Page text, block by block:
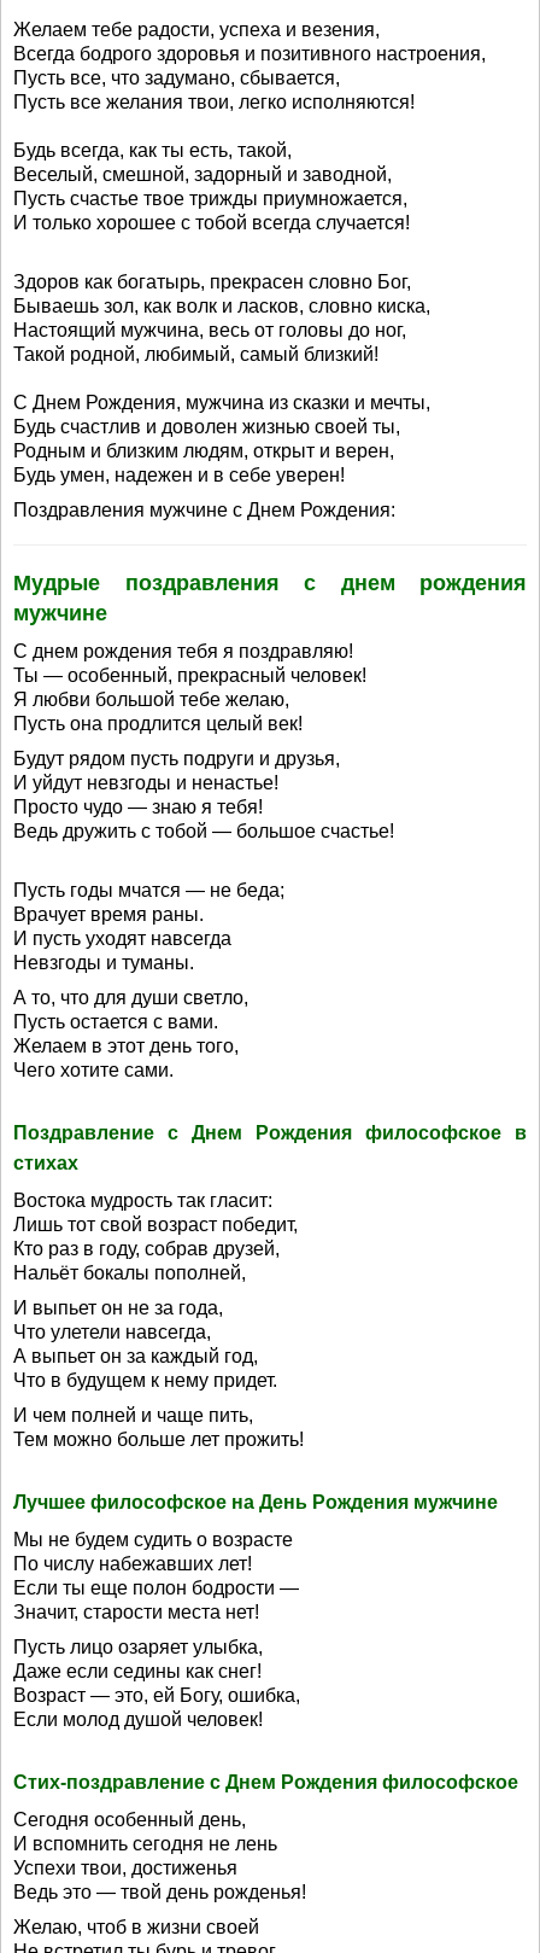
Желаем тебе радости, успеха и везения,
Всегда бодрого здоровья и позитивного настроения,
Пусть все, что задумано, сбывается,
Пусть все желания твои, легко исполняются!
Будь всегда, как ты есть, такой,
Веселый, смешной, задорный и заводной,
Пусть счастье твое трижды приумножается,
И только хорошее с тобой всегда случается!
Здоров как богатырь, прекрасен словно Бог,
Бываешь зол, как волк и ласков, словно киска,
Настоящий мужчина, весь от головы до ног,
Такой родной, любимый, самый близкий!
С Днем Рождения, мужчина из сказки и мечты,
Будь счастлив и доволен жизнью своей ты,
Родным и близким людям, открыт и верен,
Будь умен, надежен и в себе уверен!
Поздравления мужчине с Днем Рождения:
Мудрые поздравления с днем рождения
мужчине
С днем рождения тебя я поздравляю!
Ты — особенный, прекрасный человек!
Я любви большой тебе желаю,
Пусть она продлится целый век!
Будут рядом пусть подруги и друзья,
И уйдут невзгоды и ненастье!
Просто чудо — знаю я тебя!
Ведь дружить с тобой — большое счастье!
Пусть годы мчатся — не беда;
Врачует время раны.
И пусть уходят навсегда
Невзгоды и туманы.
А то, что для души светло,
Пусть остается с вами.
Желаем в этот день того,
Чего хотите сами.
Поздравление с Днем Рождения философское в
стихах
Востока мудрость так гласит:
Лишь тот свой возраст победит,
Кто раз в году, собрав друзей,
Нальёт бокалы пополней,
И выпьет он не за года,
Что улетели навсегда,
А выпьет он за каждый год,
Что в будущем к нему придет.
И чем полней и чаще пить,
Тем можно больше лет прожить!
Лучшее философское на День Рождения мужчине
Мы не будем судить о возрасте
По числу набежавших лет!
Если ты еще полон бодрости —
Значит, старости места нет!
Пусть лицо озаряет улыбка,
Даже если седины как снег!
Возраст — это, ей Богу, ошибка,
Если молод душой человек!
Стих-поздравление с Днем Рождения философское
Сегодня особенный день,
И вспомнить сегодня не лень
Успехи твои, достиженья
Ведь это — твой день рожденья!
Желаю, чтоб в жизни своей